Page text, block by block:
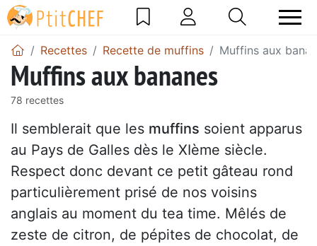
Recettes Recette de muffins Muffins aux
Muffins aux bananes
78 recettes
Il semblerait que les muffins soient apparus
au Pays de Galles dès le XIème siècle.
Respect donc devant ce petit gâteau rond
particulièrement prisé de nos voisins
anglais au moment du tea time. Mêlés de
zeste de citron, de pépites de chocolat, de